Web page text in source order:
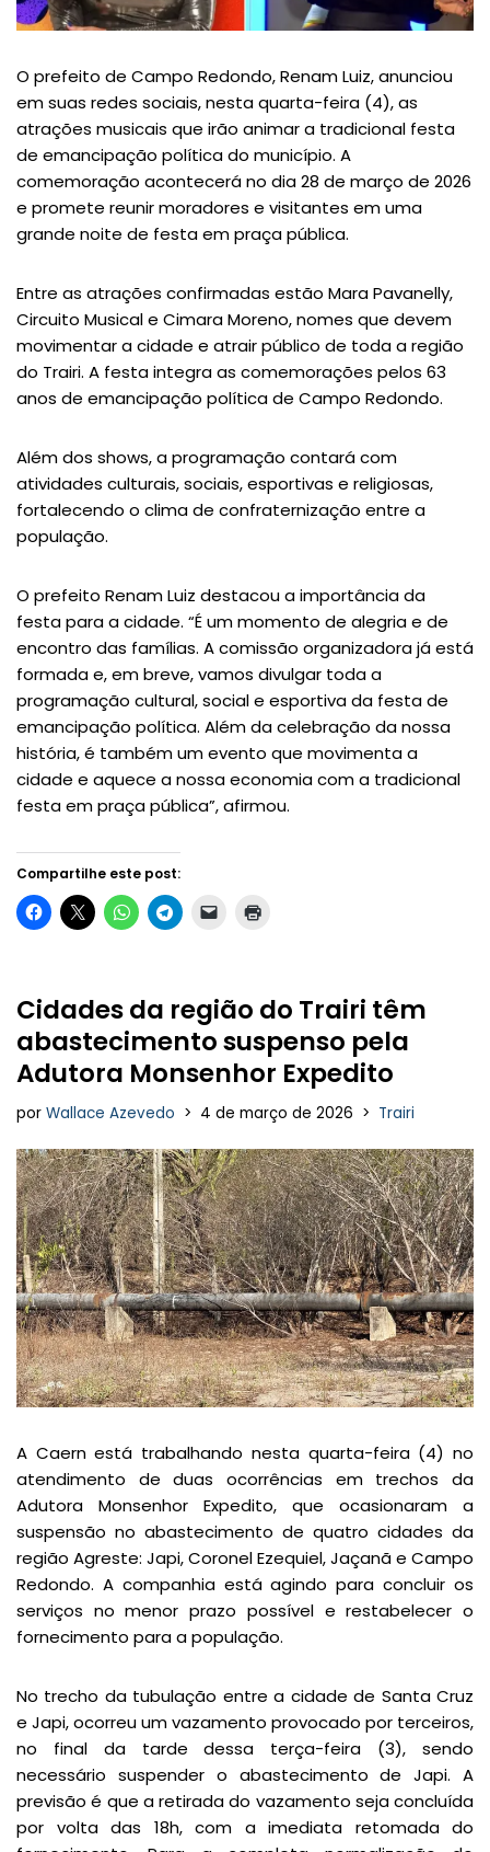
O prefeito de Campo Redondo, Renam Luiz, anunciou
em suas redes sociais, nesta quarta-feira (4), as
atrações musicais que irão animar a tradicional festa
de emancipação política do município. A
comemoração acontecerá no dia 28 de março de 2026
e promete reunir moradores e visitantes em uma
grande noite de festa em praça pública.
Entre as atrações confirmadas estão Mara Pavanelly,
Circuito Musical e Cimara Moreno, nomes que devem
movimentar a cidade e atrair público de toda a região
do Trairi. A festa integra as comemorações pelos 63
anos de emancipação política de Campo Redondo.
Além dos shows, a programação contará com
atividades culturais, sociais, esportivas e religiosas,
fortalecendo o clima de confraternização entre a
população.
O prefeito Renam Luiz destacou a importância da
festa para a cidade. “É um momento de alegria e de
encontro das famílias. A comissão organizadora já está
formada e, em breve, vamos divulgar toda a
programação cultural, social e esportiva da festa de
emancipação política. Além da celebração da nossa
história, é também um evento que movimenta a
cidade e aquece a nossa economia com a tradicional
festa em praça pública”, afirmou.
Compartilhe este post:
Cidades da região do Trairi têm
abastecimento suspenso pela
Adutora Monsenhor Expedito
por Wallace Azevedo 4 de março de 2026 Trairi
A Caern está trabalhando nesta quarta-feira (4) no
atendimento de duas ocorrências em trechos da
Adutora Monsenhor Expedito, que ocasionaram a
suspensão no abastecimento de quatro cidades da
região Agreste: Japi, Coronel Ezequiel, Jaçanã e Campo
Redondo. A companhia está agindo para concluir os
serviços no menor prazo possível e restabelecer o
fornecimento para a população.
No trecho da tubulação entre a cidade de Santa Cruz
e Japi, ocorreu um vazamento provocado por terceiros,
no final da tarde dessa terça-feira (3), sendo
necessário suspender o abastecimento de Japi. A
previsão é que a retirada do vazamento seja concluída
por volta das 18h, com a imediata retomada do